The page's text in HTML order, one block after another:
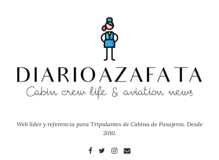
Web líder y referencia para Tripulantes de Cabina de Pasajeros. Desde
2010.